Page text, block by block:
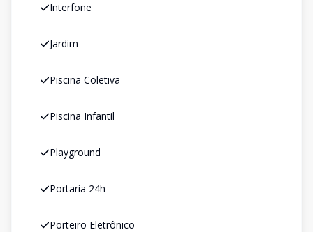
Interfone
Jardim
Piscina Coletiva
Piscina Infantil
Playground
Portaria 24h
Porteiro Eletrônico